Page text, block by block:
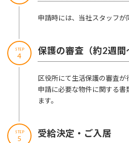
申請時には、当社スタッフが
保護の審査（約2週間
区役所にて生活保護の審査が
申請に必要な物件に関する
ます。
STEP
4
受給決定・ご入居
STEP
5